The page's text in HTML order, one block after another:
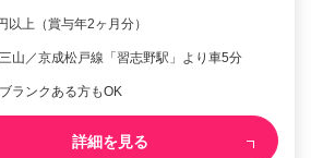
以上（賞与年2ヶ月分）
山／京成松戸線「習志野駅」より車5分
ランクある方もOK
詳細を見る